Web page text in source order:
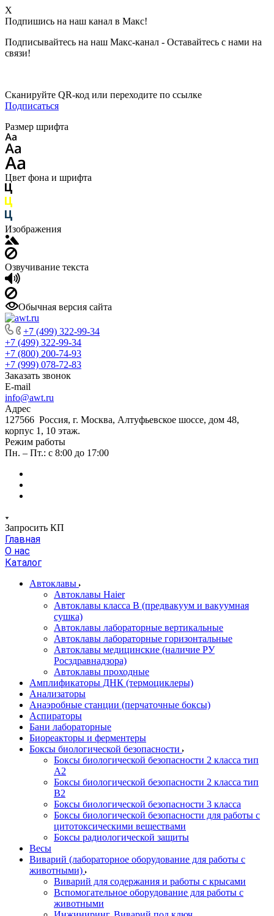
X
Подпишись на наш канал в Макс!
Подписывайтесь на наш Макс-канал - Оставайтесь с нами на
связи!
Сканируйте QR-код или переходите по ссылке
Подписаться
Размер шрифта
Цвет фона и шрифта
Изображения
Озвучивание текста
Обычная версия сайта
+7 (499) 322-99-34
+7 (499) 322-99-34
+7 (800) 200-74-93
+7 (999) 078-72-83
Заказать звонок
E-mail
info@awt.ru
Адрес
127566 Россия, г. Москва, Алтуфьевское шоссе, дом 48,
корпус 1, 10 этаж.
Режим работы
Пн. – Пт.: с 8:00 до 17:00
Запросить КП
Главная
О нас
Каталог
Автоклавы
Автоклавы Haier
Автоклавы класса B (предвакуум и вакуумная
сушка)
Автоклавы лабораторные вертикальные
Автоклавы лабораторные горизонтальные
Автоклавы медицинские (наличие РУ
Росздравнадзора)
Автоклавы проходные
Амплификаторы ДНК (термоциклеры)
Анализаторы
Анаэробные станции (перчаточные боксы)
Аспираторы
Бани лабораторные
Биореакторы и ферментеры
Боксы биологической безопасности
Боксы биологической безопасности 2 класса тип
A2
Боксы биологической безопасности 2 класса тип
B2
Боксы биологической безопасности 3 класса
Боксы биологической безопасности для работы с
цитотоксическими веществами
Боксы радиологической защиты
Весы
Виварий (лабораторное оборудование для работы с
животными)
Виварий для содержания и работы с крысами
Вспомогательное оборудование для работы с
животными